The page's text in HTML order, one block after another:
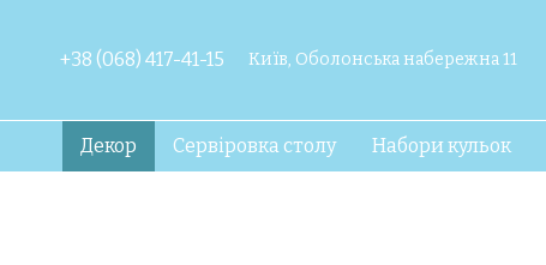
+38 (068) 417-41-15 Київ, Оболонська набережна 11
Декор Сервіровка столу Набори кульок